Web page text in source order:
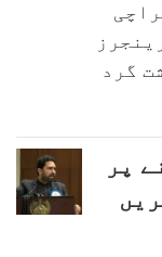
گرد
پر